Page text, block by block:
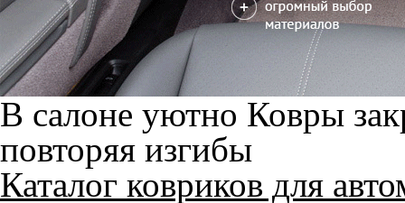
В салоне уютно Ковры
повторяя изгибы
Каталог ковриков для